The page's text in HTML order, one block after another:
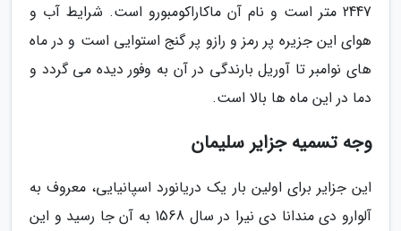
2447 متر است و نام آن ماکاراکومبورو است. شرایط آب و
هوای این جزیره پر رمز و رازو پر گنج استوایی است و در ماه
های نوامبر تا آوریل بارندگی در آن به وفور دیده می گردد و
دما در این ماه ها بالا است.
وجه تسمیه جزایر سلیمان
این جزایر برای اولین بار یک دریانورد اسپانیایی، معروف به
آلوارو دی مندانا دی نیرا در سال 1568 به آن جا رسید و این